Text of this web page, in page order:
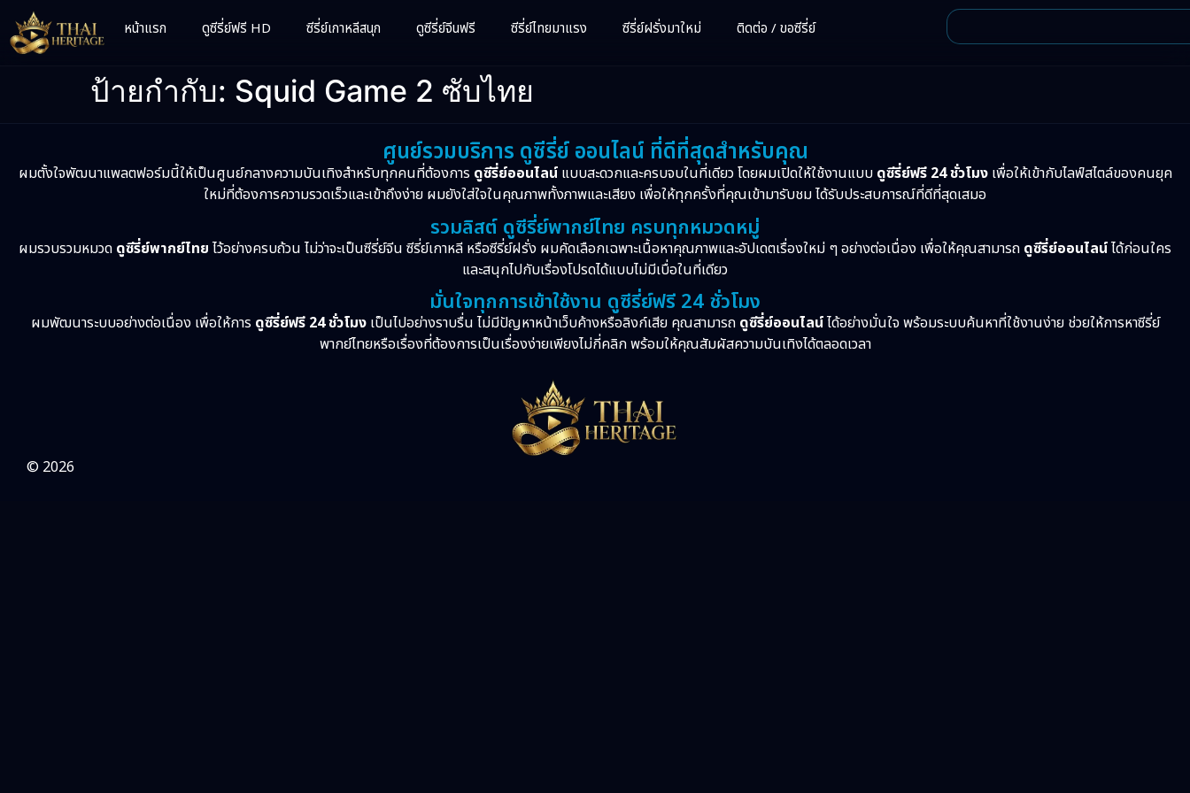
หน้าแรก ดูซีรี่ย์ฟรี HD ซีรี่ย์เกาหลีสนุก ดูซีรี่ย์จีนฟรี ซีรี่ย์ไทยมาแรง ซีรี่ย์ฝรั่งมาใหม่ ติดต่อ / ขอซีรี่ย์
ป้ายกำกับ: Squid Game 2 ซับไทย
ศูนย์รวมบริการ ดูซีรี่ย์ ออนไลน์ ที่ดีที่สุดสำหรับคุณ
ผมตั้งใจพัฒนาแพลตฟอร์มนี้ให้เป็นศูนย์กลางความบันเทิงสำหรับทุกคนที่ต้องการ ดูซีรี่ย์ออนไลน์แบบสะดวกและครบจบในที่เดียว โดยผมเปิดให้ใช้งานแบบ ดูซีรี่ย์ฟรี 24 ชั่วโมงเพื่อให้เข้ากับไลฟ์สไตล์ของคนยุค
ใหม่ที่ต้องการความรวดเร็วและเข้าถึงง่าย ผมยังใส่ใจในคุณภาพทั้งภาพและเสียง เพื่อให้ทุกครั้งที่คุณเข้ามารับชม ได้รับประสบการณ์ที่ดีที่สุดเสมอ
รวมลิสต์ ดูซีรี่ย์พากย์ไทย ครบทุกหมวดหมู่
ผมรวบรวมหมวด ดูซีรี่ย์พากย์ไทย ไว้อย่างครบถ้วน ไม่ว่าจะเป็นซีรี่ย์จีน ซีรี่ย์เกาหลี หรือซีรี่ย์ฝรั่ง ผมคัดเลือกเฉพาะเนื้อหาคุณภาพและอัปเดตเรื่องใหม่ ๆ อย่างต่อเนื่อง เพื่อให้คุณสามารถ ดูซีรี่ย์ออนไลน์ได้ก่อนใคร
และสนุกไปกับเรื่องโปรดได้แบบไม่มีเบื่อในที่เดียว
มั่นใจทุกการเข้าใช้งาน ดูซีรี่ย์ฟรี 24 ชั่วโมง
ผมพัฒนาระบบอย่างต่อเนื่อง เพื่อให้การ ดูซีรี่ย์ฟรี 24 ชั่วโมงเป็นไปอย่างราบรื่น ไม่มีปัญหาหน้าเว็บค้างหรือลิงก์เสีย คุณสามารถ ดูซีรี่ย์ออนไลน์ได้อย่างมั่นใจ พร้อมระบบค้นหาที่ใช้งานง่าย ช่วยให้การหาซีรี่ย์
พากย์ไทยหรือเรื่องที่ต้องการเป็นเรื่องง่ายเพียงไม่กี่คลิก พร้อมให้คุณสัมผัสความบันเทิงได้ตลอดเวลา
© 2026